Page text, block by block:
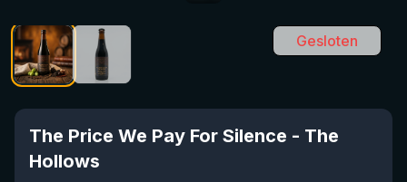
Gesloten
The Price We Pay For Silence - The
Hollows